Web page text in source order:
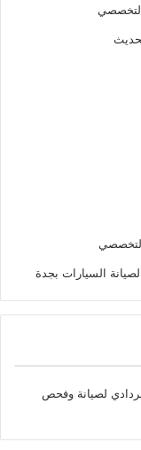
السيارات بجدة
لصيانة وفحص